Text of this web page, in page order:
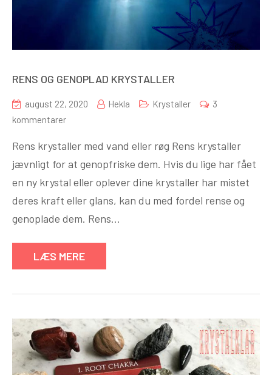
RENS OG GENOPLAD KRYSTALLER
august 22, 2020 Hekla Krystaller
3
kommentarertil
OG
GENOPLAD
KRYSTALLER
Rens krystaller med vand eller røg Rens krystaller
jævnligt for at genopfriske dem. Hvis du lige har fået
en ny krystal eller oplever dine krystaller har mistet
deres kraft eller glans, kan du med fordel rense og
genoplade dem. Rens…
LÆS MERE